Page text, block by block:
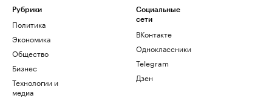
Рубрики
Политика
Экономика
Общество
Бизнес
Технологии и
медиа
Социальные
сети
ВКонтакте
Одноклассники
Telegram
Дзен